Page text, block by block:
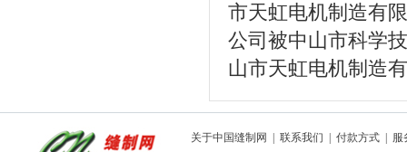
市天虹电机制造有
公司被中山市科学
山市天虹电机制造
关于中国缝制网 联系我们 付款方式
服